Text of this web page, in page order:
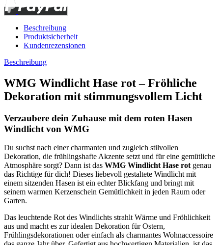
Beschreibung
Produktsicherheit
Kundenrezensionen
Beschreibung
WMG Windlicht Hase rot – Fröhliche
Dekoration mit stimmungsvollem Licht
Verzaubere dein Zuhause mit dem roten Hasen
Windlicht von WMG
Du suchst nach einer charmanten und zugleich stilvollen
Dekoration, die frühlingshafte Akzente setzt und für eine gemütliche
Atmosphäre sorgt? Dann ist das WMG Windlicht Hase rotgenau
das Richtige für dich! Dieses liebevoll gestaltete Windlicht mit
einem sitzenden Hasen ist ein echter Blickfang und bringt mit
seinem warmen Kerzenschein Gemütlichkeit in jeden Raum oder
Garten.
Das leuchtende Rot des Windlichts strahlt Wärme und Fröhlichkeit
aus und macht es zur idealen Dekoration für Ostern,
Frühlingsdekorationen oder einfach als charmantes Wohnaccessoire